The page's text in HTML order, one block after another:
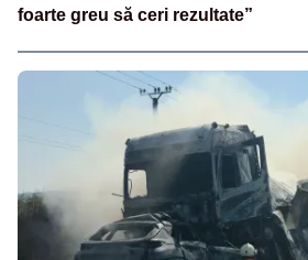
foarte greu să ceri rezultate”